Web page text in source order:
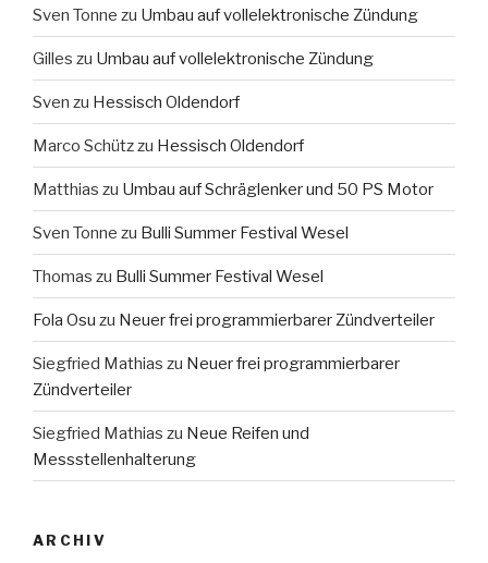
Sven Tonne zu Umbau auf vollelektronische Zündung
Gilles zu Umbau auf vollelektronische Zündung
Sven zu Hessisch Oldendorf
Marco Schützzu Hessisch Oldendorf
Matthias zu Umbau auf Schräglenker und 50 PS Motor
Sven Tonne zu Bulli Summer Festival Wesel
Thomas zu Bulli Summer Festival Wesel
Fola Osu zu Neuer frei programmierbarer Zündverteiler
Siegfried Mathias zu Neuer frei programmierbarer
Zündverteiler
Siegfried Mathias zu Neue Reifen und
Messstellenhalterung
ARCHIV